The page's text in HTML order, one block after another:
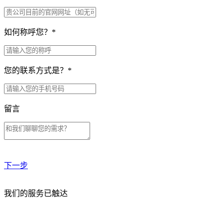
如何称呼您？ *
您的联系方式是？ *
留言
下一步
贵公司预算范围是？
我们的服务已触达